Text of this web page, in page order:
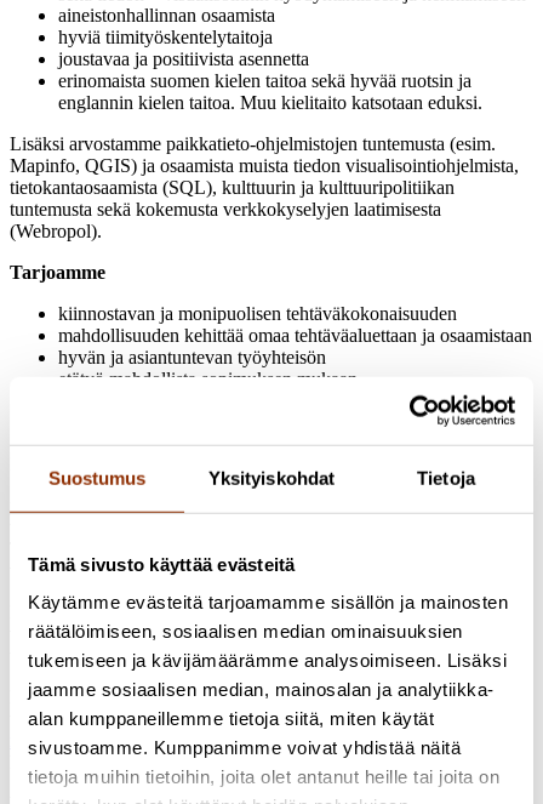
Suostumus Yksityiskohdat Tietoja
Tämä sivusto käyttää evästeitä
Käytämme evästeitä tarjoamamme sisällön ja mainosten
räätälöimiseen, sosiaalisen median ominaisuuksien
tukemiseen ja kävijämäärämme analysoimiseen. Lisäksi
jaamme sosiaalisen median, mainosalan ja analytiikka-
alan kumppaneillemme tietoja siitä, miten käytät
sivustoamme. Kumppanimme voivat yhdistää näitä
tietoja muihin tietoihin, joita olet antanut heille tai joita on
aineistonhallinnan osaamista
hyviä tiimityöskentelytaitoja
joustavaa ja positiivista asennetta
erinomaista suomen kielen taitoa sekä hyvää ruotsin ja
englannin kielen taitoa. Muu kielitaito katsotaan eduksi.
Lisäksi arvostamme paikkatieto-ohjelmistojen tuntemusta (esim.
Mapinfo, QGIS) ja osaamista muista tiedon visualisointiohjelmista,
tietokantaosaamista (SQL), kulttuurin ja kulttuuripolitiikan
tuntemusta sekä kokemusta verkkokyselyjen laatimisesta
(Webropol).
Tarjoamme
kiinnostavan ja monipuolisen tehtäväkokonaisuuden
mahdollisuuden kehittää omaa tehtäväaluettaan ja osaamistaan
hyvän ja asiantuntevan työyhteisön
etätyö mahdollista sopimuksen mukaan
kulttuuri- ja liikuntaedun sekä kattavat työterveyshuollon
varmistuessa työsuhde voi olla pidempi.
Lisätietoja tehtävästä ja hakuprosessista antavat arkisin klo 09–12.00
välisenä aikana johtaja Marjo Mäenpää, puh. 050-586 0414 ja
tutkija Aino Leppänen, puh. 046-9217755.
Lähetäthän hakemuksesi ansioluetteloineen ja mahdollisine
työnäytteineen12.5.2023mennessä sähköpostilla osoitteeseen
info@cupore.fi , sähköpostin aihe:”Projektitutkija” . Toivomme
hakijoita moninaisista taustoista.